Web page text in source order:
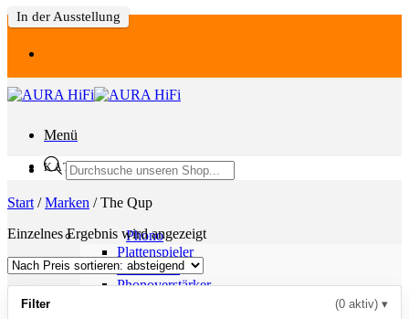
Zum
springen
Menü
KATEGORIEN
Phono
Plattenspieler
Laufwerke
Phonoverstärker
Products
search
Start / Marken /The Qup
Einzelnes Ergebnis wird angezeigt
Filter (0 aktiv) ▾
In der Ausstellung